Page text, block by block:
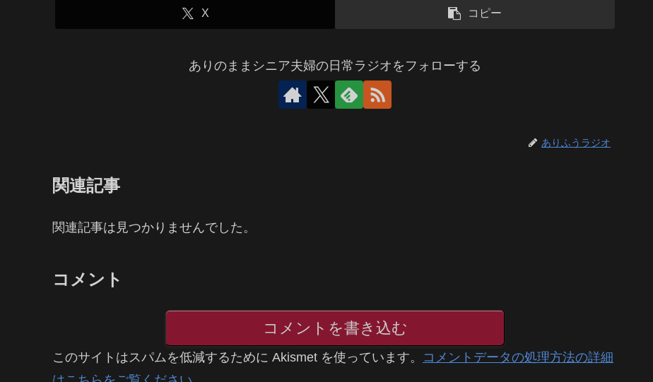
X コピー
ありのままシニア夫婦の日常ラジオをフォローする
ありふうラジオ
関連記事
関連記事は見つかりませんでした。
コメント
コメントを書き込む
このサイトはスパムを低減するために Akismet を使っています。 コメントデータの処理方法の詳細